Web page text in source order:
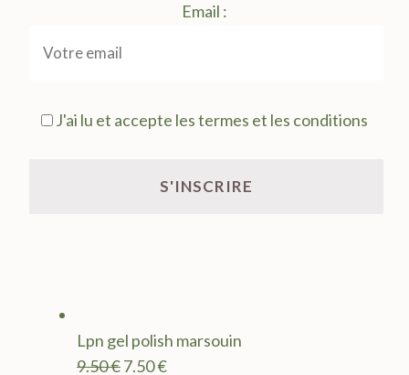
Email :
J'ai lu et accepte les termes et les conditions
Lpn gel polish marsouin
9.50€Le
7.50€Le